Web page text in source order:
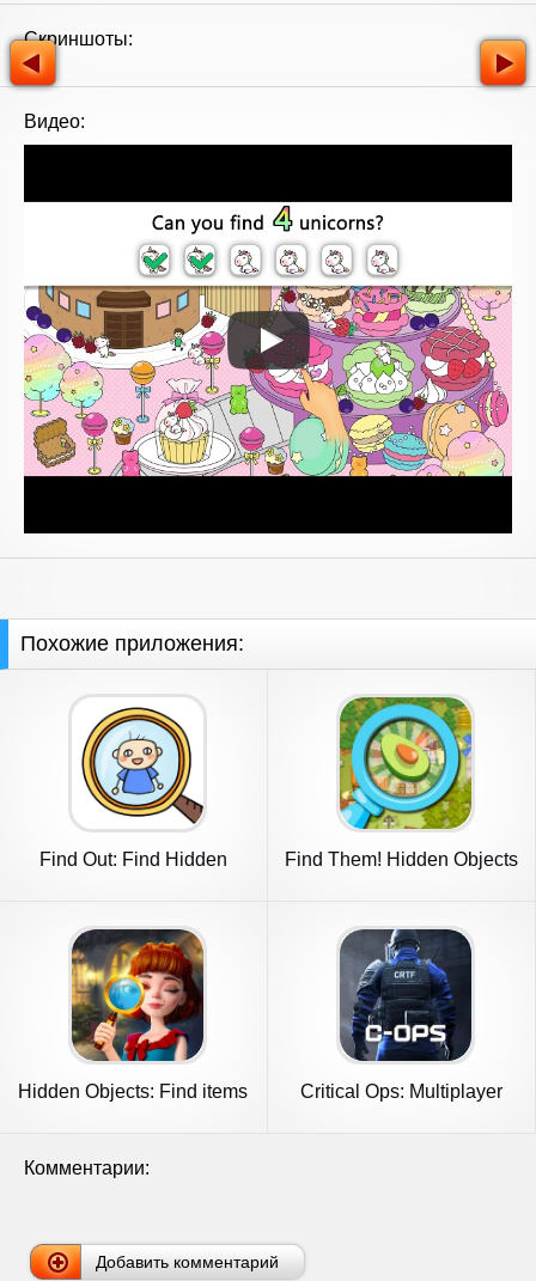
Скриншоты:
Видео:
Похожие приложения:
Find Out: Find Hidden
Find Them! Hidden Objects
Hidden Objects: Find items
Critical Ops: Multiplayer
Комментарии:
Добавить комментарий